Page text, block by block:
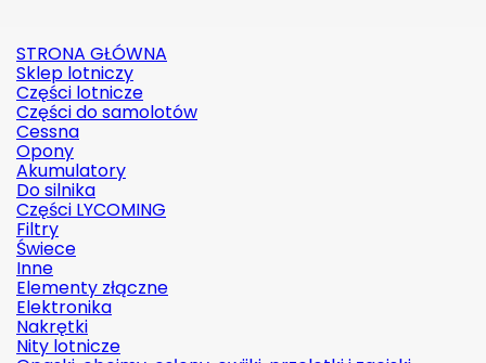
STRONA GŁÓWNA
Sklep lotniczy
Części lotnicze
Części do samolotów
Cessna
Opony
Akumulatory
Do silnika
Części LYCOMING
Filtry
Świece
Inne
Elementy złączne
Elektronika
Nakrętki
Nity lotnicze